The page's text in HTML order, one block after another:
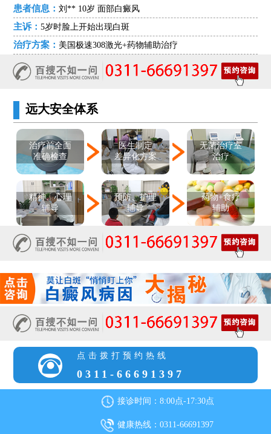
患者信息：刘** 10岁 面部白癜风
主诉：5岁时脸上开始出现白斑
治疗方案： 美国极速308激光+药物辅助治疗
远大安全体系
治疗前全面
准确检查
医生制定
差异化方案
无菌治疗室
治疗
精神、心理
辅导
预防、护理
辅导
药物+食疗
辅助
点击拨打预约热线
0311-66691397
接诊时间：8:00点-17:30点
健康热线：0311-66691397